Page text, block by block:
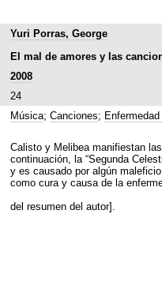
Yuri Porras, George
El mal de amores y las
2008
24
Música; Canciones;
Calisto y Melibea manifiestan
continuación, la “Segunda
y es causado por algún
como cura y causa de la
del resumen del autor].